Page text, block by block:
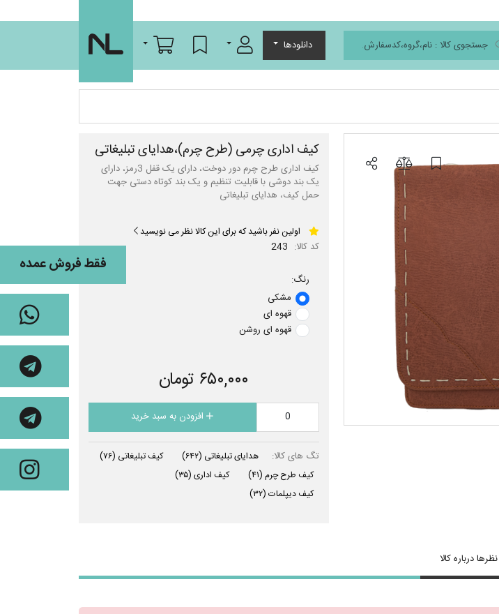
دانلودها ورود/عضویتلیست مورد علاقه
سبد خرید
کیف اداری چرمی (طرح چرم)،هدایای تبلیغاتی
کیف اداری طرح چرم دور دوخت، دارای یک قفل 3رمز، دارای
یک بند دوشی با قابلیت تنظیم و یک بند کوتاه دستی جهت
حمل کیف، هدایای تبلیغاتی
اولین نفر باشید که برای این کالا نظر می نویسید
کد کالا: 243
رنگ:
مشکی
قهوه ای
قهوه ای روشن
۶۵۰,۰۰۰ تومان
افزودن به سبد خرید
تگ های کالا: هدایای تبلیغاتی (۶۴۲) کیف تبلیغاتی (۷۶)
کیف طرح چرم (۴۱) کیف اداری (۳۵)
کیف دیپلمات (۳۲)
نظرها درباره کالا
فقط فروش عمده